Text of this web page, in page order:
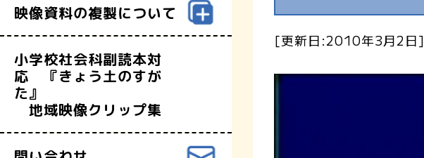
映像資料の複製について
小学校社会科副読本対
応 『きょう土のすが
た』
地域映像クリップ集
[更新日:2010年3月2日]